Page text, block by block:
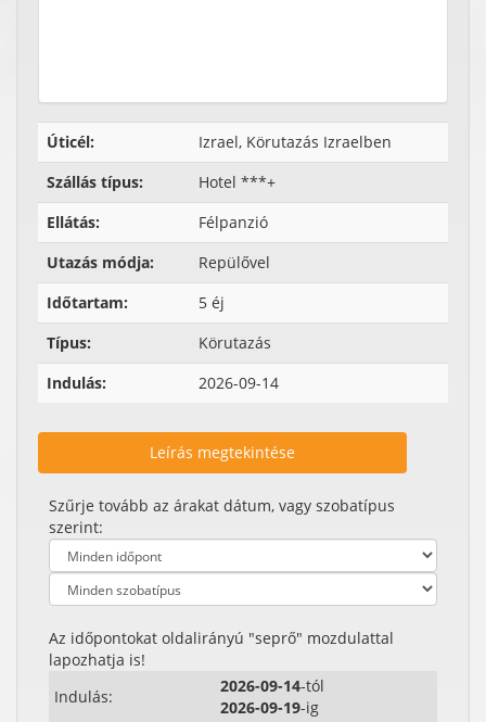
Úticél:
Izrael, Körutazás Izraelben
Szállás típus:
Hotel ***+
Ellátás:
Félpanzió
Utazás módja:
Repülővel
Időtartam:
5 éj
Típus:
Körutazás
Indulás:
2026-09-14
Leírás megtekintése
Szűrje tovább az árakat dátum, vagy szobatípus
szerint:
Az időpontokat oldalirányú "seprő" mozdulattal
lapozhatja is!
Indulás:
2026-09-14-tól
2026-09-19-ig